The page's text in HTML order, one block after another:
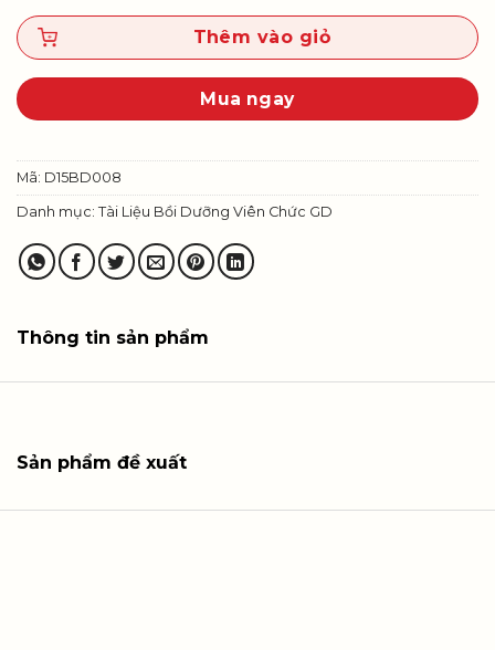
Thêm vào giỏ
Mua ngay
Mã: D15BD008
Danh mục: Tài Liệu Bồi Dưỡng Viên Chức GD
Thông tin sản phẩm
Sản phẩm đề xuất